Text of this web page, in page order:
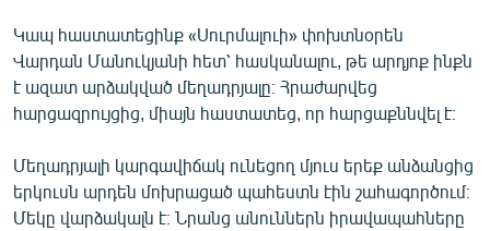
Կապ հաստատեցինք «Սուրմալուի» փոխտնօրեն
Վարդան Մանուկյանի հետ՝ հասկանալու, թե արդյոք ինքն
է ազատ արձակված մեղադրյալը։ Հրաժարվեց
հարցազրույցից, միայն հաստատեց, որ հարցաքննվել է։
Մեղադրյալի կարգավիճակ ունեցող մյուս երեք անձանցից
երկուսն արդեն մոխրացած պահեստն էին շահագործում։
Մեկը վարձակալն է։ Նրանց անուններն իրավապահները